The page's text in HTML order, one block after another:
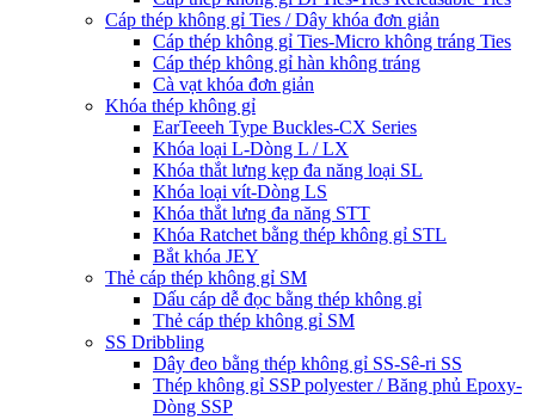
Cáp thép không gỉ Ties / Dây khóa đơn giản
Cáp thép không gỉ Ties-Micro không tráng Ties
Cáp thép không gỉ hàn không tráng
Cà vạt khóa đơn giản
Khóa thép không gỉ
EarTeeeh Type Buckles-CX Series
Khóa loại L-Dòng L / LX
Khóa thắt lưng kẹp đa năng loại SL
Khóa loại vít-Dòng LS
Khóa thắt lưng đa năng STT
Khóa Ratchet bằng thép không gỉ STL
Bắt khóa JEY
Thẻ cáp thép không gỉ SM
Dấu cáp dễ đọc bằng thép không gỉ
Thẻ cáp thép không gỉ SM
SS Dribbling
Dây đeo bằng thép không gỉ SS-Sê-ri SS
Thép không gỉ SSP polyester / Băng phủ Epoxy-
Dòng SSP